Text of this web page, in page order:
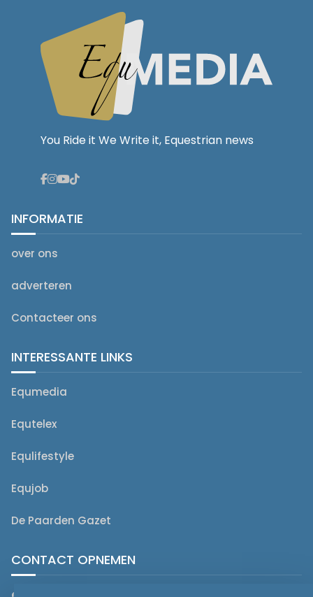
You Ride it We Write it, Equestrian news
INFORMATIE
over ons
adverteren
Contacteer ons
INTERESSANTE LINKS
Equmedia
Equtelex
Equlifestyle
Equjob
De Paarden Gazet
CONTACT OPNEMEN